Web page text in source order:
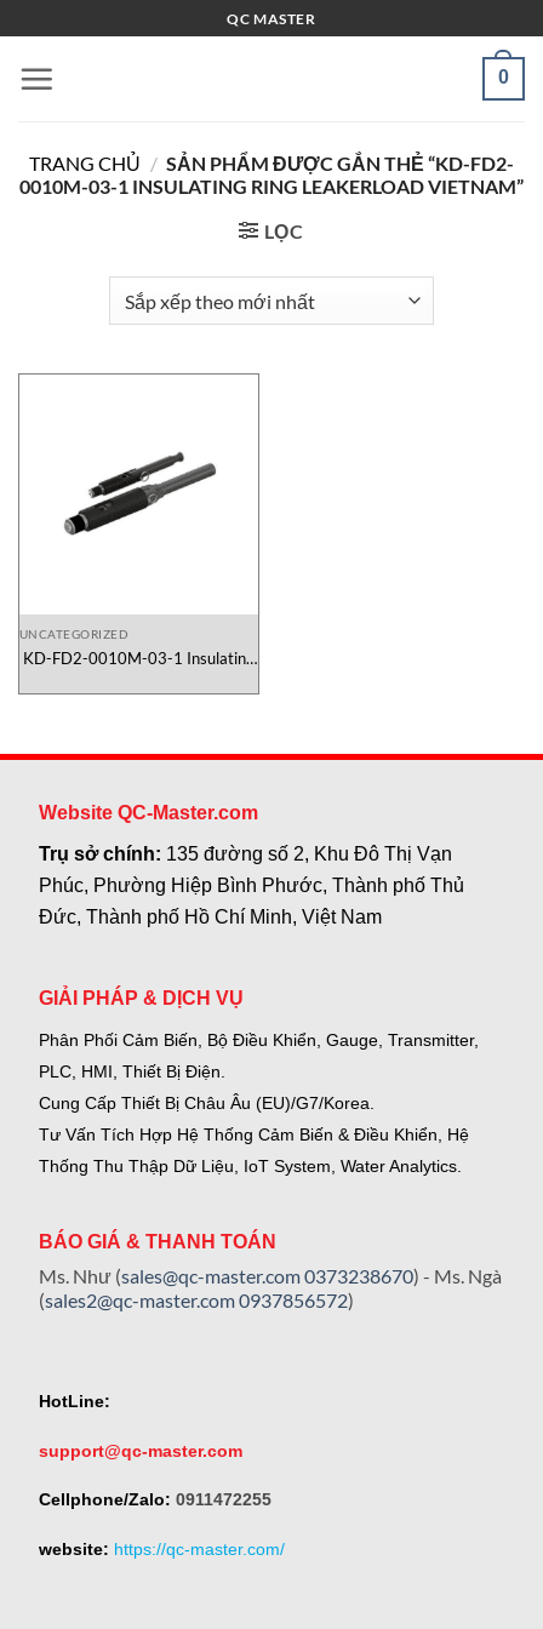
qua
nội
QC MASTER
0
TRANG CHỦ / SẢN PHẨM ĐƯỢC GẮN THẺ “KD-FD2-
0010M-03-1 INSULATING RING LEAKERLOAD VIETNAM”
LỌC
UNCATEGORIZED
KD-FD2-0010M-03-1 Insulating
Website QC-Master.com
Trụ sở chính: 135 đường số 2, Khu Đô Thị Vạn
Phúc, Phường Hiệp Bình Phước, Thành phố Thủ
Đức, Thành phố Hồ Chí Minh, Việt Nam
GIẢI PHÁP & DỊCH VỤ
Phân Phối Cảm Biến, Bộ Điều Khiển, Gauge, Transmitter,
PLC, HMI, Thiết Bị Điện.
Cung Cấp Thiết Bị Châu Âu (EU)/G7/Korea.
Tư Vấn Tích Hợp Hệ Thống Cảm Biến & Điều Khiển, Hệ
Thống Thu Thập Dữ Liệu, IoT System, Water Analytics.
BÁO GIÁ & THANH TOÁN
Ms. Như (sales@qc-master.com0373238670) - Ms. Ngà
(sales2@qc-master.com0937856572)
HotLine:
support@qc-master.com
Cellphone/Zalo: 0911472255
website: https://qc-master.com/